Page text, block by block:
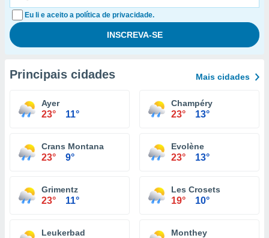
Eu li e aceito a política de privacidade.
Principais cidades Mais cidades
Ayer
23° 11°
Champéry
23° 13°
Crans Montana
23° 9°
Evolène
23° 13°
Grimentz
23° 11°
Les Crosets
19° 10°
Leukerbad Monthey